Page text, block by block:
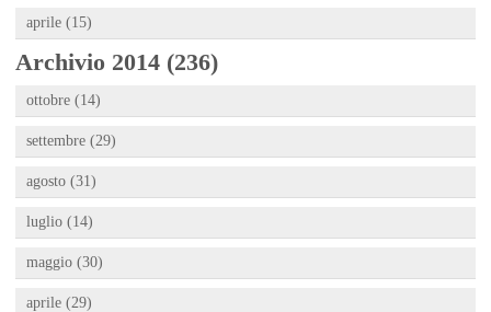
aprile (15)
Archivio 2014 (236)
ottobre (14)
settembre (29)
agosto (31)
luglio (14)
maggio (30)
aprile (29)